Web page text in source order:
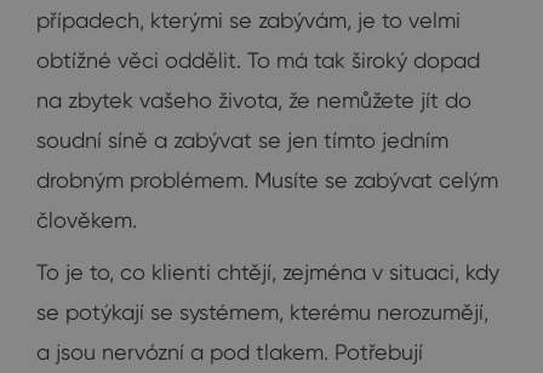
případech, kterými se zabývám, je to velmi
obtížné věci oddělit. To má tak široký dopad
na zbytek vašeho života, že nemůžete jít do
soudní síně a zabývat se jen tímto jedním
drobným problémem. Musíte se zabývat celým
člověkem.
To je to, co klienti chtějí, zejména v situaci, kdy
se potýkají se systémem, kterému nerozumějí,
a jsou nervózní a pod tlakem. Potřebují